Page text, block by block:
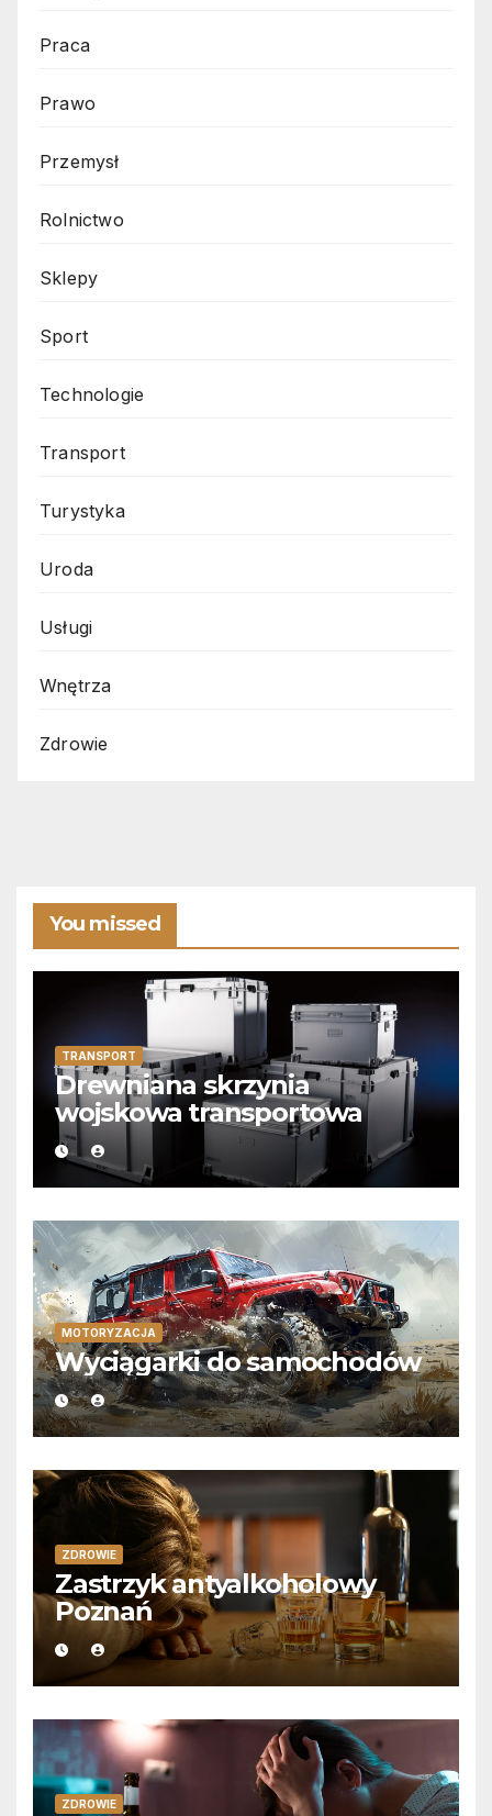
Praca
Prawo
Przemysł
Rolnictwo
Sklepy
Sport
Technologie
Transport
Turystyka
Uroda
Usługi
Wnętrza
Zdrowie
You missed
TRANSPORT
Drewniana skrzynia
wojskowa transportowa
MOTORYZACJA
Wyciągarki do samochodów
ZDROWIE
Zastrzyk antyalkoholowy
Poznań
ZDROWIE